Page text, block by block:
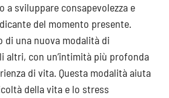
a sviluppare consapevolezza e
del momento presente.
di una nuova modalità di
altri, con un’intimità più profonda
di vita. Questa modalità aiuta
della vita e lo stress